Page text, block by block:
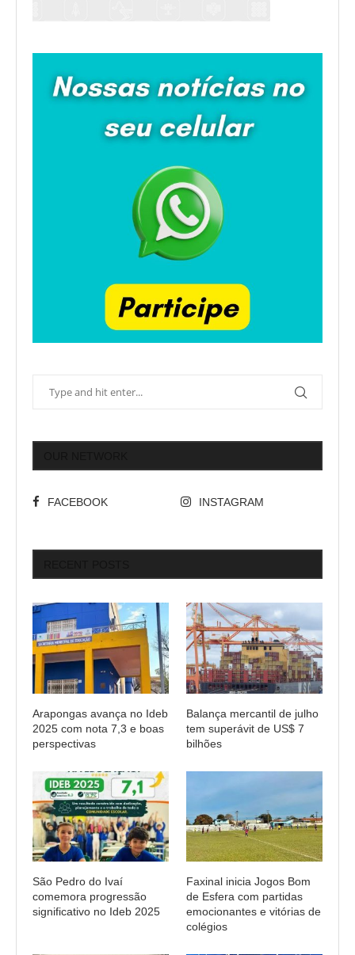
FACEBOOK INSTAGRAM
Arapongas avança no Ideb
2025 com nota 7,3 e boas
perspectivas
Balança mercantil de julho
tem superávit de US$ 7
bilhões
São Pedro do Ivaí
comemora progressão
significativo no Ideb 2025
Faxinal inicia Jogos Bom
de Esfera com partidas
emocionantes e vitórias de
colégios